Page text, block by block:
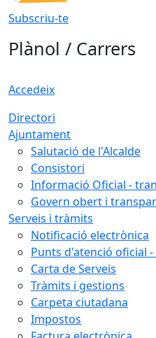
Subscriu-te
Plànol / Carrers
Accedeix
Directori
Ajuntament
Salutació de l'Alcalde
Consistori
Informació Oficial -
Govern obert i
Serveis i tràmits
Notificació electrònica
Punts d'atenció oficial
Carta de Serveis
Tràmits i gestions
Carpeta ciutadana
Impostos